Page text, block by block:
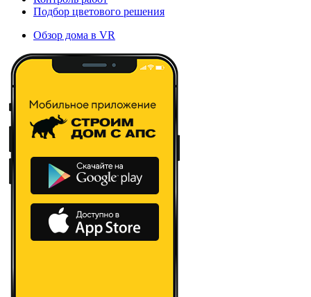
Подбор цветового решения
Обзор дома в VR